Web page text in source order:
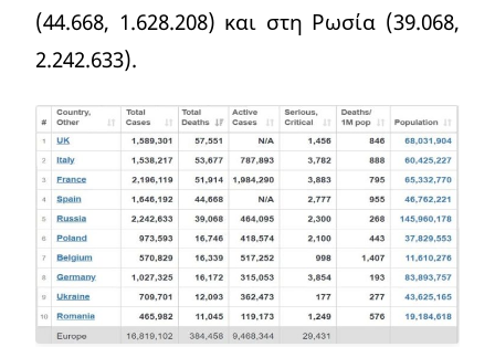
(44.668, 1.628.208) και στη Ρωσία (39.068,
2.242.633).